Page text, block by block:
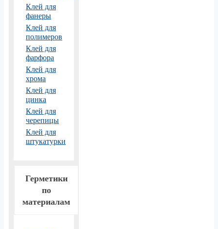
Клей для
фанеры
Клей для
полимеров
Клей для
фарфора
Клей для
хрома
Клей для
цинка
Клей для
черепицы
Клей для
штукатурки
Герметики
по
материалам